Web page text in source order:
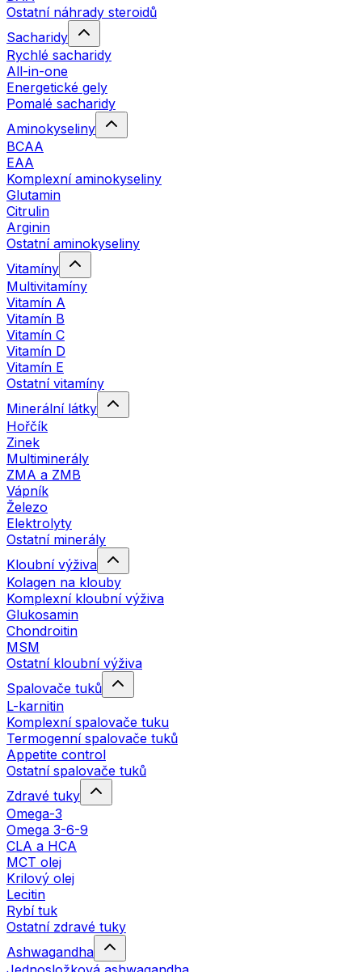
Ostatní náhrady steroidů
Sacharidy
Rychlé sacharidy
All-in-one
Energetické gely
Pomalé sacharidy
Aminokyseliny
BCAA
EAA
Komplexní aminokyseliny
Glutamin
Citrulin
Arginin
Ostatní aminokyseliny
Vitamíny
Multivitamíny
Vitamín A
Vitamín B
Vitamín C
Vitamín D
Vitamín E
Ostatní vitamíny
Minerální látky
Hořčík
Zinek
Multiminerály
ZMA a ZMB
Vápník
Železo
Elektrolyty
Ostatní minerály
Kloubní výživa
Kolagen na klouby
Komplexní kloubní výživa
Glukosamin
Chondroitin
MSM
Ostatní kloubní výživa
Spalovače tuků
L-karnitin
Komplexní spalovače tuku
Termogenní spalovače tuků
Appetite control
Ostatní spalovače tuků
Zdravé tuky
Omega-3
Omega 3-6-9
CLA a HCA
MCT olej
Krilový olej
Lecitin
Rybí tuk
Ostatní zdravé tuky
Ashwagandha